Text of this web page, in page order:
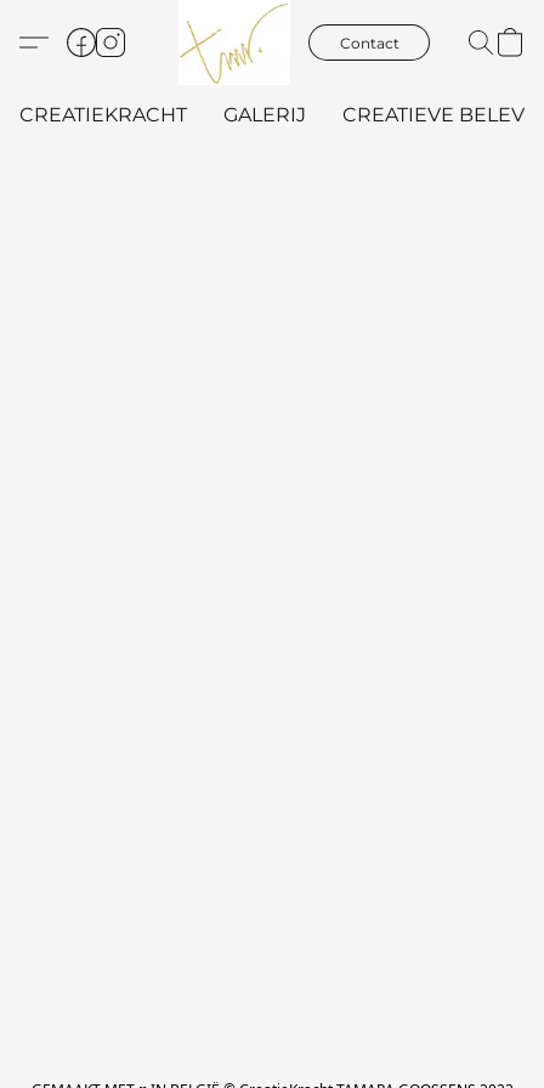
Contact
CREATIEKRACHT GALERIJ CREATIEVE